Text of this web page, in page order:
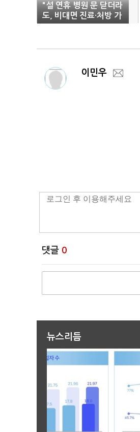
"설 연휴 병원 문 닫더라
도, 비대면 진료·처방 가
능"
이민우
댓글 0
뉴스리듬